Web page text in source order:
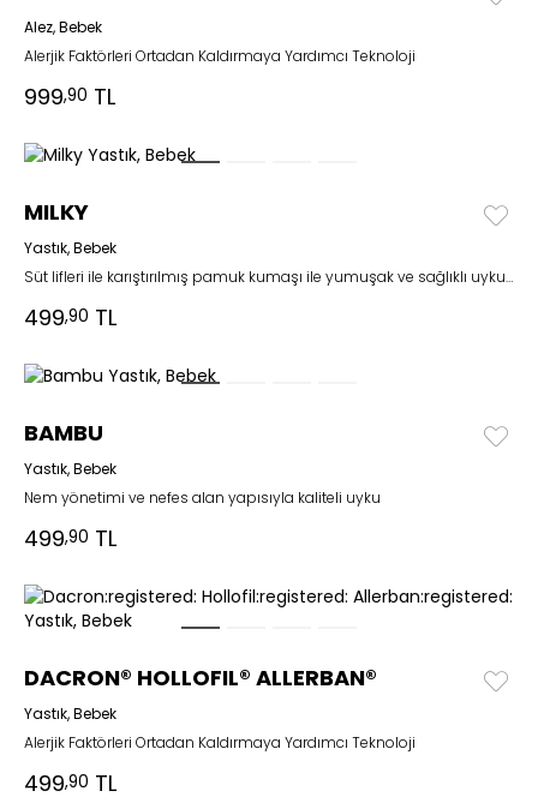
Alez, Bebek
Alerjik Faktörleri Ortadan Kaldırmaya Yardımcı Teknoloji
999,90 TL
MILKY
Yastık, Bebek
Süt lifleri ile karıştırılmış pamuk kumaşı ile yumuşak ve sağlıklı uykular
499,90 TL
BAMBU
Yastık, Bebek
Nem yönetimi ve nefes alan yapısıyla kaliteli uyku
499,90 TL
DACRON® HOLLOFIL® ALLERBAN®
Yastık, Bebek
Alerjik Faktörleri Ortadan Kaldırmaya Yardımcı Teknoloji
499,90 TL